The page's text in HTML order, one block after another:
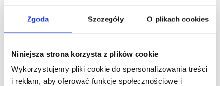
Zgoda Szczegóły O plikach cookies
Niniejsza strona korzysta z plików cookie
Wykorzystujemy pliki cookie do spersonalizowania treści
i reklam, aby oferować funkcje społecznościowe i
Sylabusy przedmiotów objętych procedurą
potwierdzania efektów uczenia się dla kierunku zdrowie
https://www.ur.edu.pl/pl/collegium-medicum/wydzial-
nauk-o-zdrowiu-i-psychologii/student/kierunki-studiow-
programy-rozklady-sylabusy/zdrowie-publiczne/sylabusy